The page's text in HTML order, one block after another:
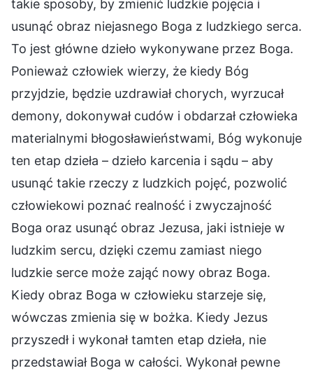
takie sposoby, by zmienić ludzkie pojęcia i
usunąć obraz niejasnego Boga z ludzkiego serca.
To jest główne dzieło wykonywane przez Boga.
Ponieważ człowiek wierzy, że kiedy Bóg
przyjdzie, będzie uzdrawiał chorych, wyrzucał
demony, dokonywał cudów i obdarzał człowieka
materialnymi błogosławieństwami, Bóg wykonuje
ten etap dzieła – dzieło karcenia i sądu – aby
usunąć takie rzeczy z ludzkich pojęć, pozwolić
człowiekowi poznać realność i zwyczajność
Boga oraz usunąć obraz Jezusa, jaki istnieje w
ludzkim sercu, dzięki czemu zamiast niego
ludzkie serce może zająć nowy obraz Boga.
Kiedy obraz Boga w człowieku starzeje się,
wówczas zmienia się w bożka. Kiedy Jezus
przyszedł i wykonał tamten etap dzieła, nie
przedstawiał Boga w całości. Wykonał pewne